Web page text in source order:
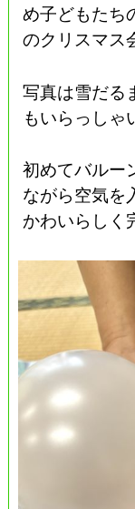
め子どもたち
のクリスマス
写真は雪だる
もいらっしゃ
初めてバルー
ながら空気を
かわいらしく